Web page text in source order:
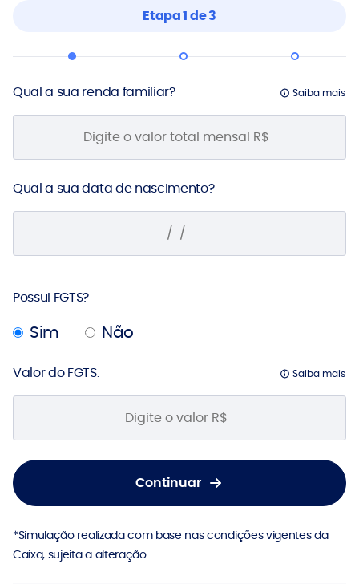
Etapa 1 de 3
Qual a sua renda familiar? Saiba mais
Qual a sua data de nascimento?
Possui FGTS?
Sim Não
Valor do FGTS: Saiba mais
Continuar
*Simulação realizada com base nas condições vigentes da
Caixa, sujeita a alteração.